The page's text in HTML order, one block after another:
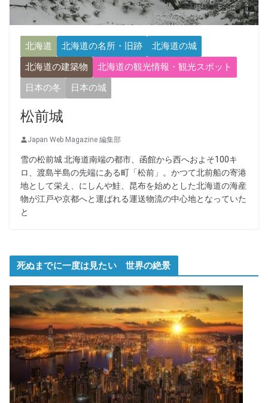
北海道 北海道の名所・旧跡
北海道の城
北海道の建築物
北海道の観光情報・観光スポット
日本の冬
日本の城
松前城
Japan Web Magazine 編集部
雪の松前城 北海道南端の都市、函館から西へおよそ100キ
ロ、渡島半島の先端にある町「松前」。かつて北前船の寄港
地として栄え、にしんや鮭、昆布を始めとした北海道の海産
物が江戸や京都へと運ばれる運送物流の中心地となっていた
と
死ぬまでに一度は見たい 世界の絶景